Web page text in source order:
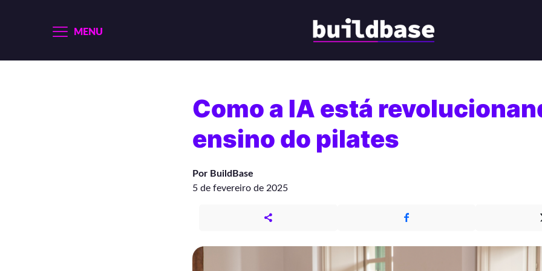
MENU
Como a IA está
ensino do pilates
Por BuildBase
5 de fevereiro de 2025